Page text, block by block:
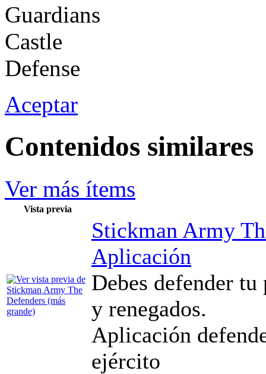
Aceptar
Contenidos similares
Ver más ítems
Vista previa
Stickman Army
Aplicación
Debes defender
y renegados.
Aplicación
ejército